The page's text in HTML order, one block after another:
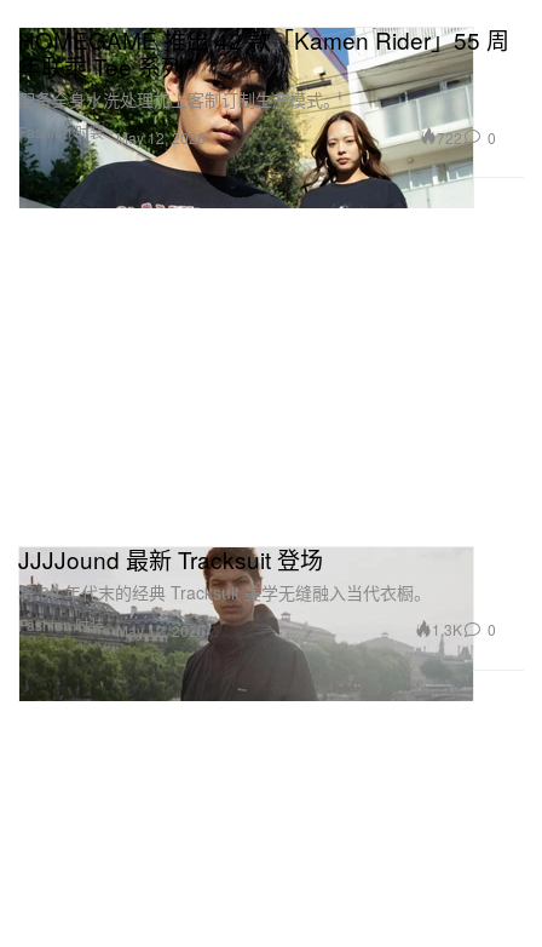
Fashion 时装
HOMEGAME 推出 42 款「Kamen Rider」55 周
年联乘 Tee 系列
配备全身水洗处理加上客制订制生产模式。
May 12, 2026 722 0
Fashion 时装
JJJJound 最新 Tracksuit 登场
将 90 年代末的经典 Tracksuit 美学无缝融入当代衣橱。
May 12, 2026 1.3K 0